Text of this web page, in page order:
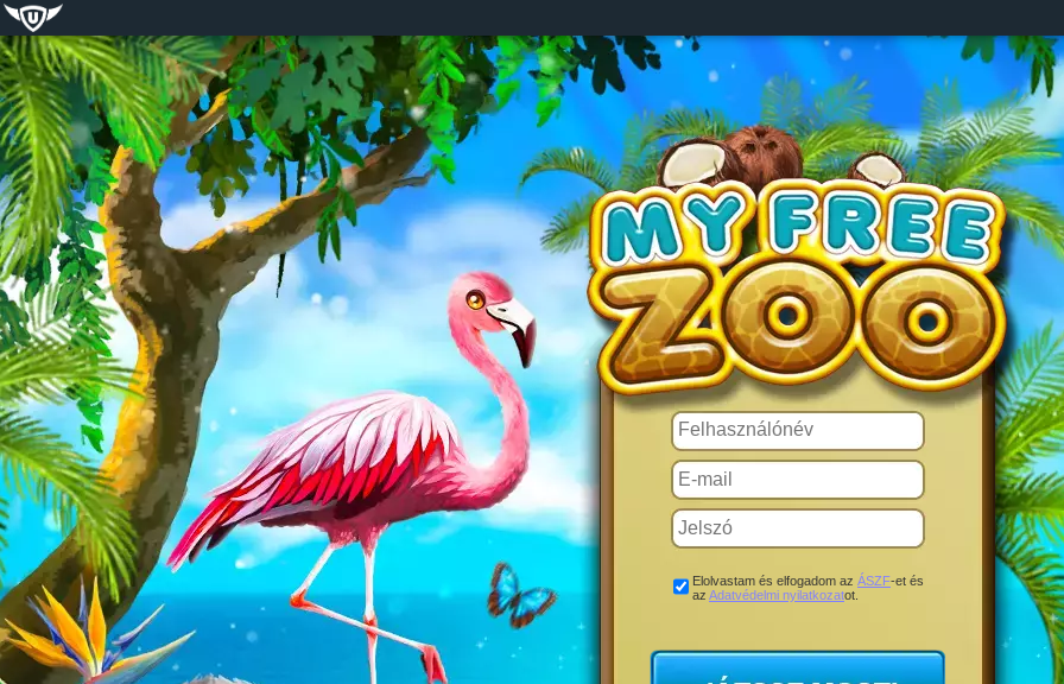
Elolvastam és elfogadom az ÁSZF-et és
az Adatvédelmi nyilatkozatot.